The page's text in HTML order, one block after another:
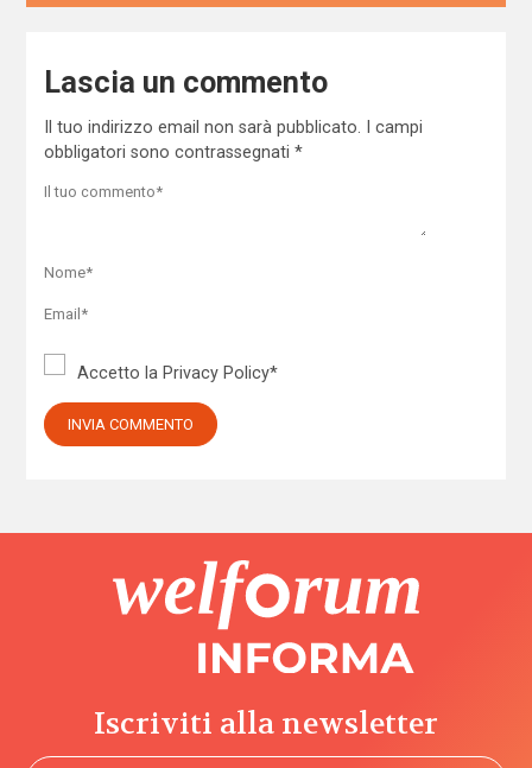
Lascia un commento
Il tuo indirizzo email non sarà pubblicato.
I campi
obbligatori sono contrassegnati *
Accetto la Privacy Policy*
Iscriviti alla newsletter